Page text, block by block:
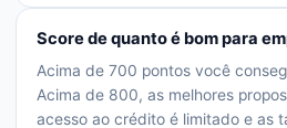
Score de quanto é bom para
Acima de 700 pontos você
Acima de 800, as melhores
acesso ao crédito é limitado e as